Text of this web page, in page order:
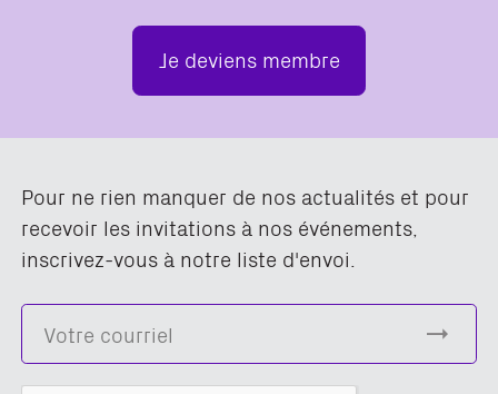
Je deviens membre
Pour ne rien manquer de nos actualités et pour
recevoir les invitations à nos événements,
inscrivez-vous à notre liste d'envoi.